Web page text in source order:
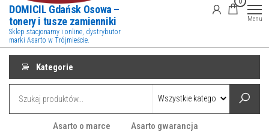
DOMICIL Gdańsk Osowa –
tonery i tusze zamienniki
Sklep stacjonarny i online, dystrybutor
marki Asarto w Trójmieście.
Menu
Kategorie
Asarto o marce Asarto gwarancja